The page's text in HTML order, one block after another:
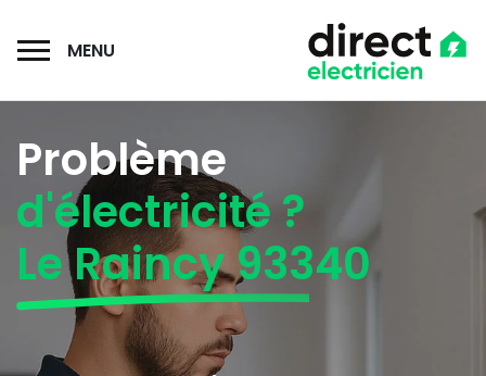
MENU
Problème
d'électricité ?
Le Raincy 93340